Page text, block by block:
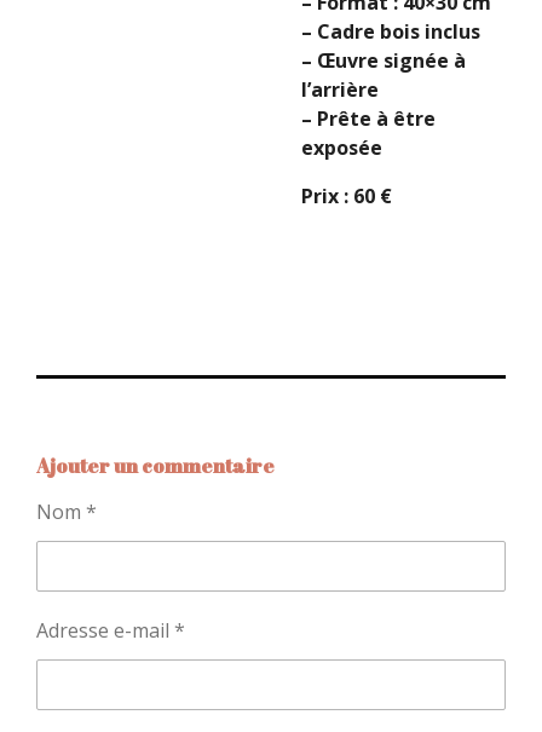
– Cadre bois inclus
– Œuvre signée à
l’arrière
– Prête à être
exposée
Prix : 60 €
Ajouter un commentaire
Nom *
Adresse e-mail *